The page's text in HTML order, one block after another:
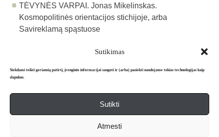
Sutikimas
Siekdami teikti geriausią patirtį, įrenginio informacijai saugoti ir (arba) pasiekti naudojame tokias technologijas kaip
slapukus.
Sutikti
Atmesti
TĖVYNĖS VARPAI. Jonas Mikelinskas.
Kosmopolitinės orientacijos stichijoje, arba
Savireklamą spąstuose